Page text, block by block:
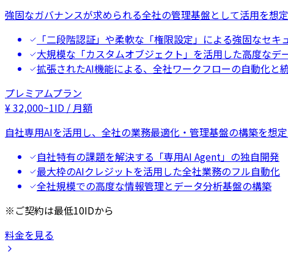
強固なガバナンスが求められる全社の管理基盤として活用を想
「二段階認証」や柔軟な「権限設定」による強固なセキ
大規模な「カスタムオブジェクト」を活用した高度なデ
拡張されたAI機能による、全社ワークフローの自動化と
プレミアムプラン
¥32,000~1ID / 月額
自社専用AIを活用し、全社の業務最適化・管理基盤の構築を想
自社特有の課題を解決する「専用AI Agent」の独自開発
最大枠のAIクレジットを活用した全社業務のフル自動化
全社規模での高度な情報管理とデータ分析基盤の構築
※ご契約は最低10IDから
料金を見る